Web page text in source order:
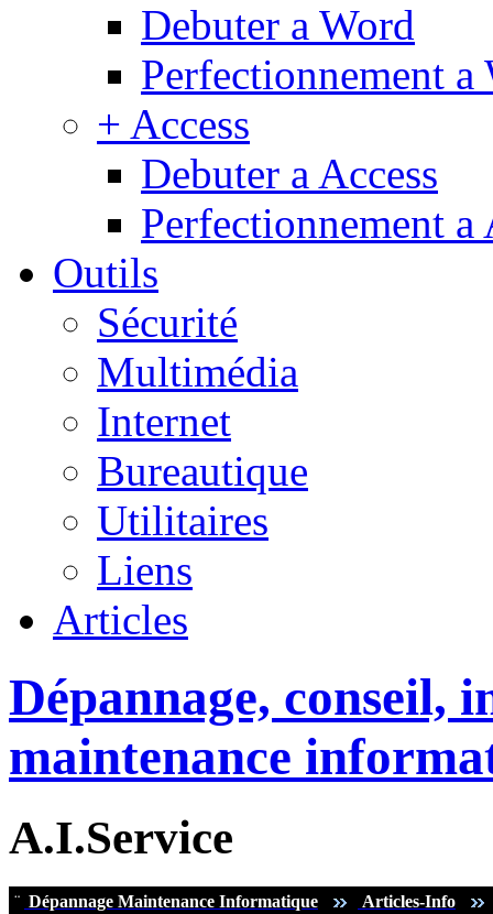
Debuter a Word
Perfectionnement a
+ Access
Debuter a Access
Perfectionnement a
Outils
Sécurité
Multimédia
Internet
Bureautique
Utilitaires
Liens
Articles
Dépannage, conseil,
maintenance
A.I.Service
¨ Dépannage Maintenance Informatique Articles-Info